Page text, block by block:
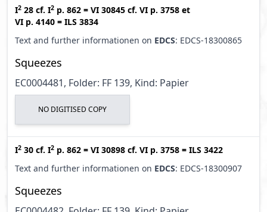
I2 28 cf. I2 p. 862 = VI 30845 cf. VI p. 3758 et
VI p. 4140 = ILS 3834
Text and further informationen on EDCS: EDCS-18300865
Squeezes
EC0004481, Folder: FF 139, Kind: Papier
NO DIGITISED COPY
I2 30 cf. I2 p. 862 = VI 30898 cf. VI p. 3758 = ILS 3422
Text and further informationen on EDCS: EDCS-18300907
Squeezes